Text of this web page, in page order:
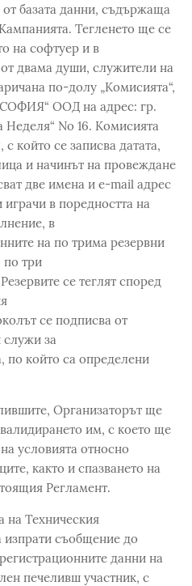
от базата данни, съдържаща
Тегленето ще се
на софтуер и в
двама души, служители на
по-долу „Комисията“,
ООД на адрес: гр.
Неделя“ No 16. Комисията
който се записва датата,
и начинът на провеждане
две имена и e-mail адрес
в поредността на
в
на по трима резервни
по три
се теглят според
се подписва от
служи за
по който са определени
Организаторът ще
им, с което ще
условията относно
както и спазването на
Регламент.
на Техническия
изпрати съобщение до
данни на
печеливш участник, с